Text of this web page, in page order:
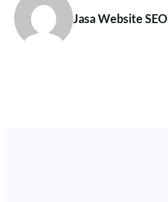
Jasa Website SEO